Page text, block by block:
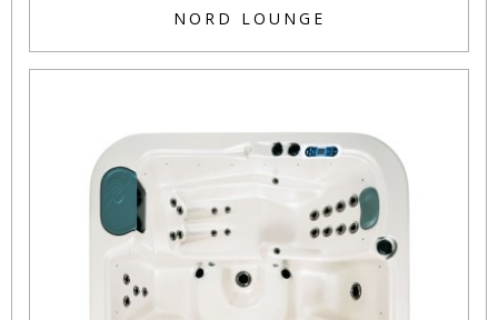
NORD LOUNGE